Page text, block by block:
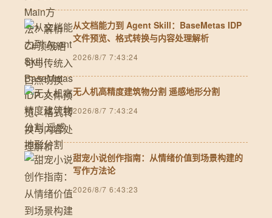
从文档能力到 Agent Skill：BaseMetas IDP
文件预览、格式转换与内容处理解析
2026/8/7 7:43:24
无人机高精度建筑物分割 遥感地形分割
2026/8/7 7:43:24
甜宠小说创作指南：从情绪价值到场景构建的
写作方法论
2026/8/7 6:43:23